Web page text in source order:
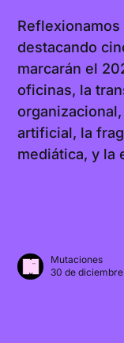
destacando
marcarán el
oficinas, la
artificial, la
mediática, y la
Mutaciones
30 de